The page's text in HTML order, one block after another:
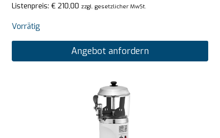
Listenpreis: € 210,00 zzgl. gesetzlicher MwSt.
Vorrätig
Angebot anfordern